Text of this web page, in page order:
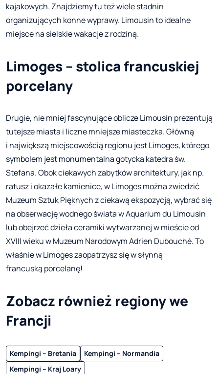
kajakowych. Znajdziemy tu też wiele stadnin
organizujących konne wyprawy. Limousin to idealne
miejsce na sielskie wakacje z rodziną.
Limoges – stolica francuskiej
porcelany
Drugie, nie mniej fascynujące oblicze Limousin prezentują
tutejsze miasta i liczne mniejsze miasteczka. Główną
i największą miejscowością regionu jest Limoges, którego
symbolem jest monumentalna gotycka katedra św.
Stefana. Obok ciekawych zabytków architektury, jak np.
ratusz i okazałe kamienice, w Limoges można zwiedzić
Muzeum Sztuk Pięknych z ciekawą ekspozycją, wybrać się
na obserwację wodnego świata w Aquarium du Limousin
lub obejrzeć dzieła ceramiki wytwarzanej w mieście od
XVIII wieku w Muzeum Narodowym Adrien Dubouché. To
właśnie w Limoges zaopatrzysz się w słynną
francuską porcelanę!
Zobacz również regiony we
Francji
Kempingi – Bretania
Kempingi – Normandia
Kempingi – Kraj Loary